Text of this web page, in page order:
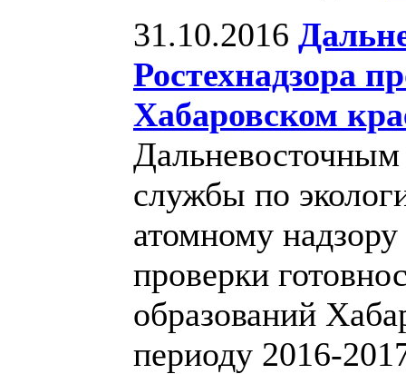
31.10.2016
Ростехнадзора
Хабаровском
службы по
атомному
проверки
образований
периоду 2016-